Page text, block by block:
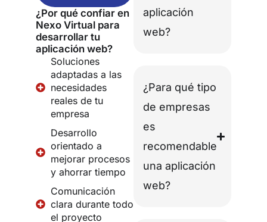
¿Por qué confiar en
Nexo Virtual para
desarrollar tu
aplicación web?
Soluciones
adaptadas a las
necesidades
reales de tu
empresa
Desarrollo
orientado a
mejorar procesos
y ahorrar tiempo
Comunicación
clara durante todo
el proyecto
aplicación
web?
¿Para qué tipo
de empresas
es
recomendable
una aplicación
web?